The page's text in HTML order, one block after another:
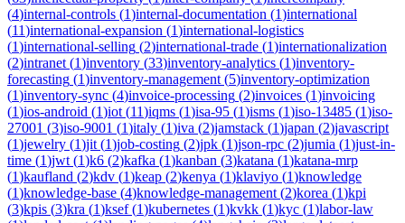
(4)internal-controls (1)internal-documentation (1)international
(11)international-expansion (1)international-logistics
(1)international-selling (2)international-trade (1)internationalization
(2)intranet (1)inventory (33)inventory-analytics (1)inventory-
forecasting (1)inventory-management (5)inventory-optimization
(1)inventory-sync (4)invoice-processing (2)invoices (1)invoicing
(1)ios-android (1)iot (11)iqms (1)isa-95 (1)isms (1)iso-13485 (1)iso-
27001 (3)iso-9001 (1)italy (1)iva (2)jamstack (1)japan (2)javascript
(1)jewelry (1)jit (1)job-costing (2)jpk (1)json-rpc (2)jumia (1)just-in-
time (1)jwt (1)k6 (2)kafka (1)kanban (3)katana (1)katana-mrp
(1)kaufland (2)kdv (1)keap (2)kenya (1)klaviyo (1)knowledge
(1)knowledge-base (4)knowledge-management (2)korea (1)kpi
(3)kpis (3)kra (1)ksef(1)kubernetes (1)kvkk (1)kyc (1)labor-law